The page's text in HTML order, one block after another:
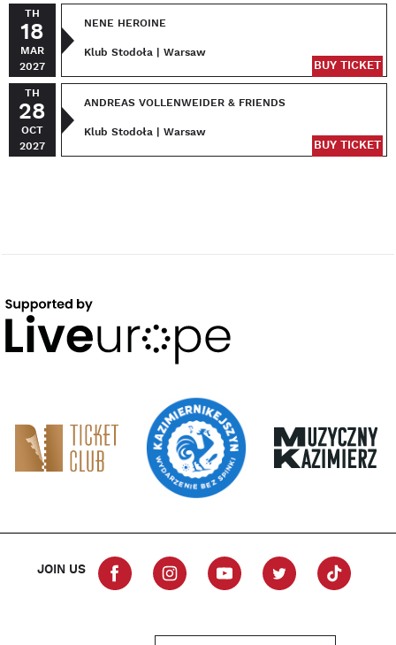
TH
18
MAR
2027
NENE HEROINE
Klub Stodoła | Warsaw
BUY TICKET
TH
28
OCT
2027
ANDREAS VOLLENWEIDER & FRIENDS
Klub Stodoła | Warsaw
BUY TICKET
JOIN US